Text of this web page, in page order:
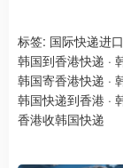
标签: 国际快递进口
韩国到香港快递 ·
韩国寄香港快递 ·
韩国快递到香港 ·
香港收韩国快递